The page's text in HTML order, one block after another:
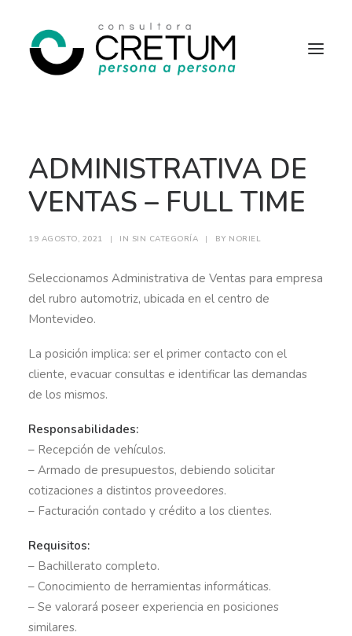
SERVICIOS
SOBRE NOSOTROS
CONTACTO
ADMINISTRATIVA DE
VENTAS – FULL TIME
19 AGOSTO, 2021 | IN SIN CATEGORÍA | BY NORIEL
Seleccionamos Administrativa de Ventas para empresa
del rubro automotriz, ubicada en el centro de
Montevideo.
La posición implica: ser el primer contacto con el
cliente, evacuar consultas e identificar las demandas
de los mismos.
Responsabilidades:
– Recepción de vehículos.
– Armado de presupuestos, debiendo solicitar
cotizaciones a distintos proveedores.
– Facturación contado y crédito a los clientes.
Requisitos:
– Bachillerato completo.
– Conocimiento de herramientas informáticas.
– Se valorará poseer experiencia en posiciones
similares.